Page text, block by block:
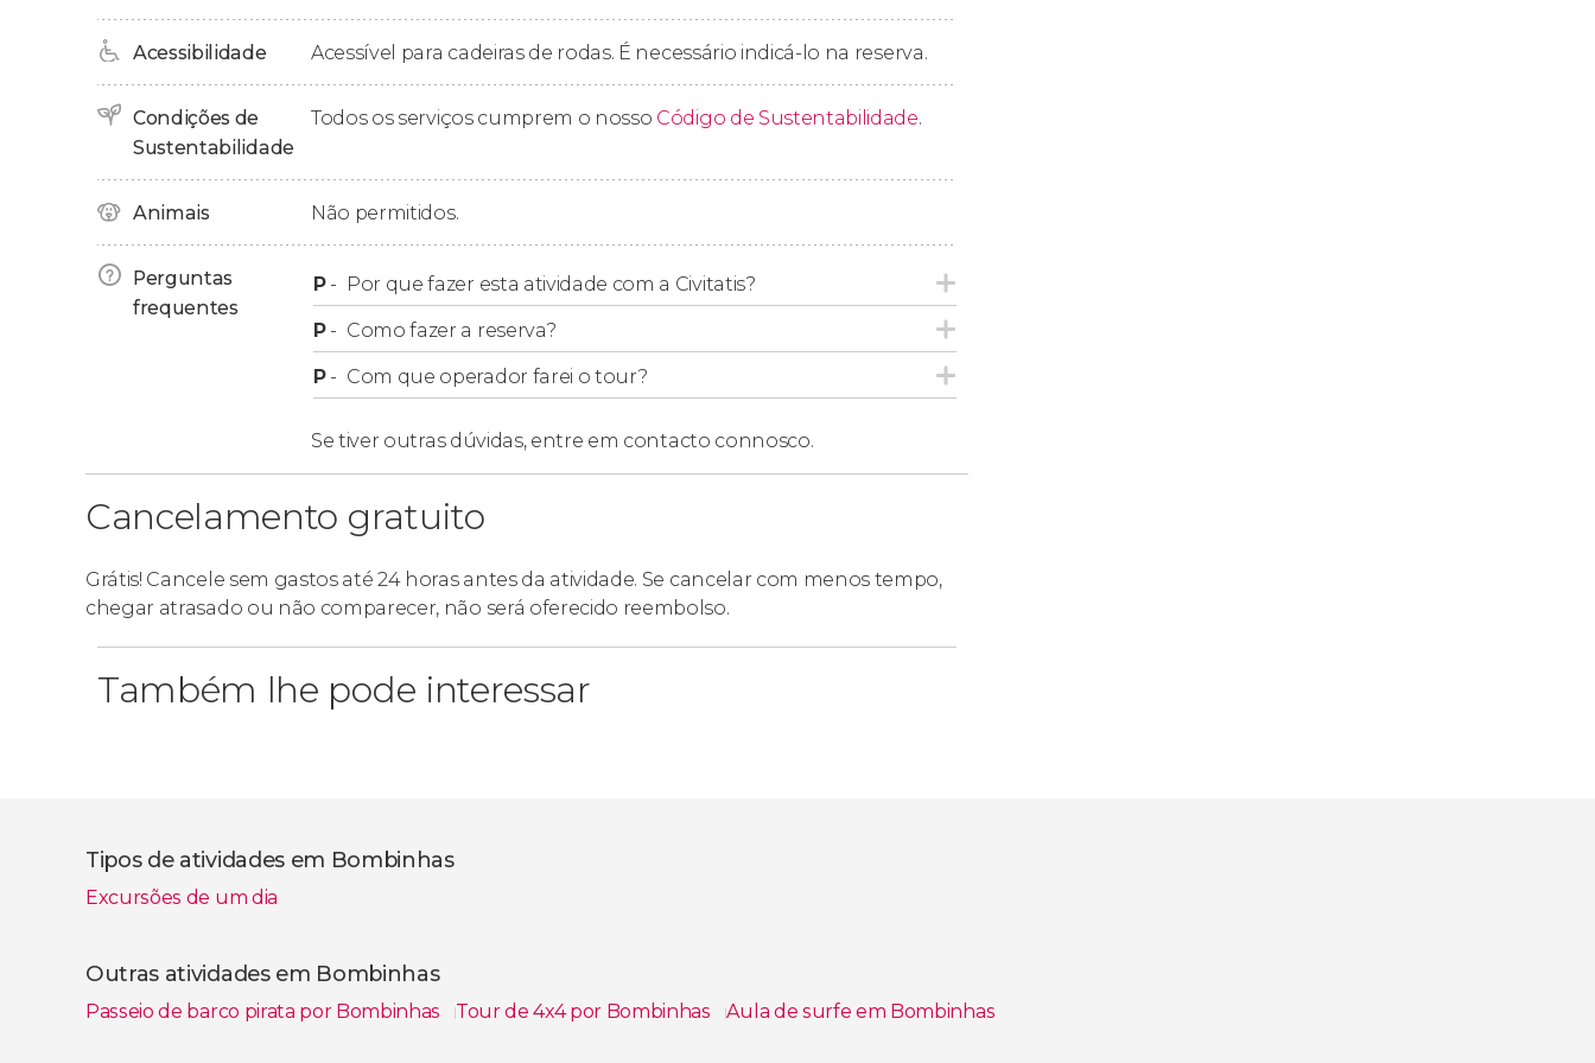
Avenida Vereador Manoel dos Santos.
Avenida Leopoldo Zarling.
Acessibilidade Acessível para cadeiras de rodas. É necessário indicá-lo na reserva.
Condições de
Sustentabilidade
Todos os serviços cumprem o nosso Código de Sustentabilidade.
Animais Não permitidos.
Perguntas
frequentes
P- Por que fazer esta atividade com a Civitatis?
P- Como fazer a reserva?
P- Com que operador farei o tour?
Se tiver outras dúvidas, entre em contacto connosco.
Cancelamento gratuito
Grátis! Cancele sem gastos até 24 horas antes da atividade. Se cancelar com menos tempo,
chegar atrasado ou não comparecer, não será oferecido reembolso.
Também lhe pode interessar
Tipos de atividades em Bombinhas
Excursões de um dia
Outras atividades em Bombinhas
Passeio de barco pirata por Bombinhas Tour de 4x4 por Bombinhas Aula de surfe em Bombinhas